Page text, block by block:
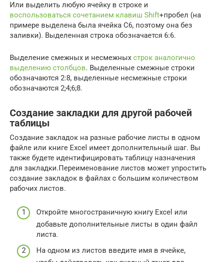
Или выделить любую ячейку в строке и
воспользоваться сочетанием клавиш Shift+пробел (на
примере выделена была ячейка С6, поэтому она без
заливки). Выделенная строка обозначается 6:6.
Выделение смежных и несмежных строк аналогично
выделению столбцов. Выделенные смежные строки
обозначаются 2:8, выделенные несмежные строки
обозначаются 2;4;6;8.
Создание закладки для другой рабочей
таблицы
Создание закладок на разные рабочие листы в одном
файле или книге Excel имеет дополнительный шаг. Вы
также будете идентифицировать таблицу назначения
для закладки.Переименование листов может упростить
создание закладок в файлах с большим количеством
рабочих листов.
Откройте многостраничную книгу Excel или
добавьте дополнительные листы в один файл
листа.
На одном из листов введите имя в ячейке,